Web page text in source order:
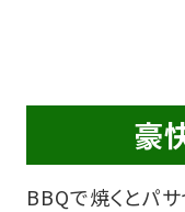
豪
BBQで焼くとパ